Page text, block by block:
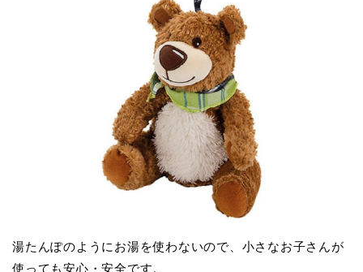
湯たんぽのようにお湯を使わないので、小さなお子さんが
使っても安心・安全です。